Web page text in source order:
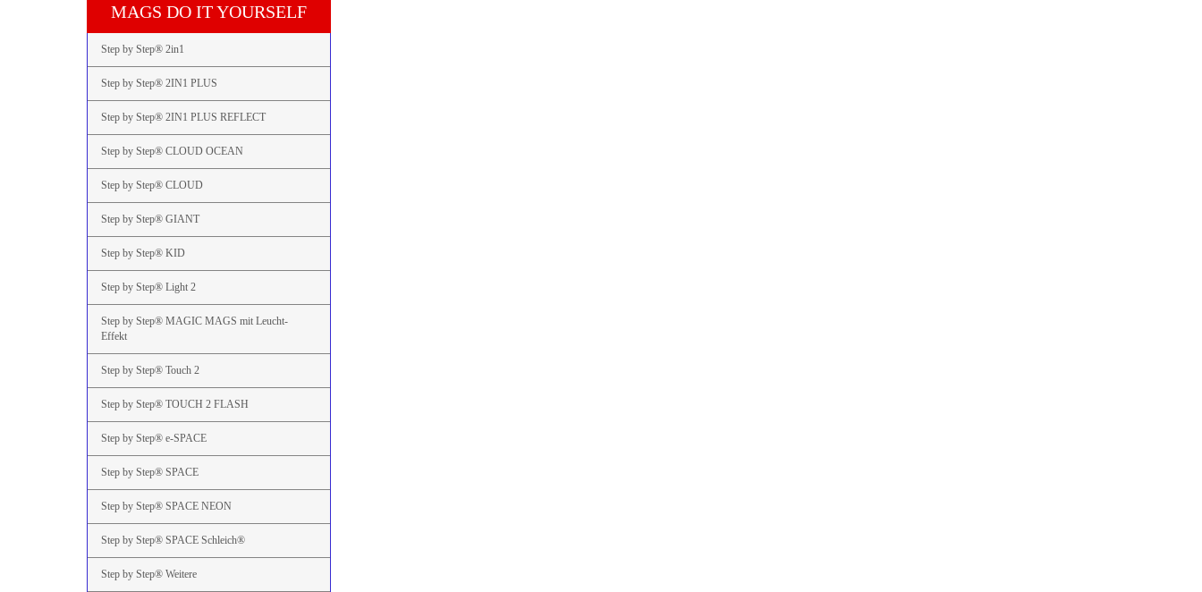
MAGS DO IT YOURSELF
Step by Step® 2in1
Step by Step® 2IN1 PLUS
Step by Step® 2IN1 PLUS REFLECT
Step by Step® CLOUD OCEAN
Step by Step® CLOUD
Step by Step® GIANT
Step by Step® KID
Step by Step® Light 2
Step by Step® MAGIC MAGS mit Leucht-
Effekt
Step by Step® Touch 2
Step by Step® TOUCH 2 FLASH
Step by Step® e-SPACE
Step by Step® SPACE
Step by Step® SPACE NEON
Step by Step® SPACE Schleich®
Step by Step® Weitere